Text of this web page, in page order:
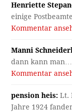
Henriette
einige
Kommentar
Manni
dann kann man…
Kommentar
pension heis: Lt.
Jahre 1924